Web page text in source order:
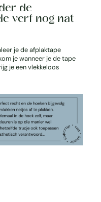
de
verf nog nat
je de afplaktape
je wanneer je de tape
je een vlekkeloos